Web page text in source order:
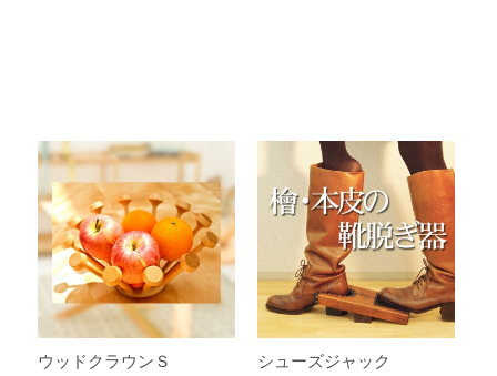
ウッドクラウンＳ シューズジャック